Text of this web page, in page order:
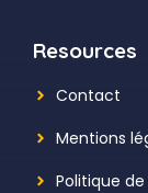
Resources
Contact
Mentions
Politique